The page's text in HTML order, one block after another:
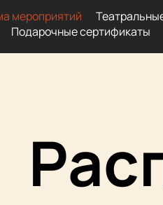
мероприятий
Подарочные сертификаты